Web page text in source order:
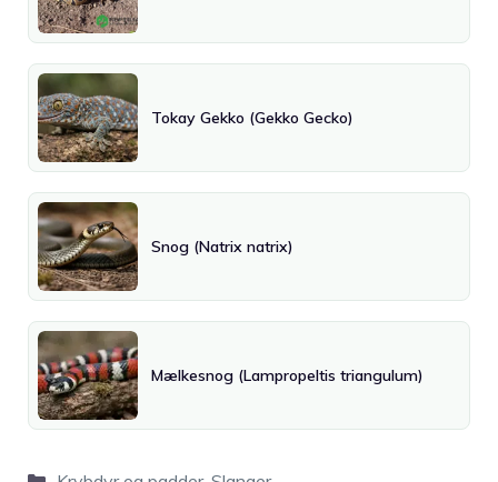
Tokay Gekko (Gekko Gecko)
Snog (Natrix natrix)
Mælkesnog (Lampropeltis triangulum)
Kategorier